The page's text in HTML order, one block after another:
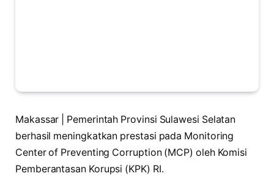
Makassar | Pemerintah Provinsi Sulawesi Selatan
berhasil meningkatkan prestasi pada Monitoring
Center of Preventing Corruption (MCP) oleh Komisi
Pemberantasan Korupsi (KPK) RI.